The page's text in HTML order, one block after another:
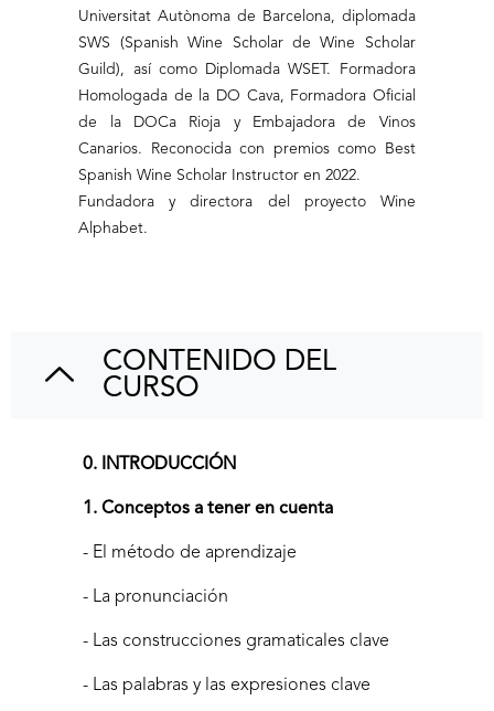
Universitat Autònoma de Barcelona, diplomada
SWS (Spanish Wine Scholar de Wine Scholar
Guild), así como Diplomada WSET. Formadora
Homologada de la DO Cava, Formadora Oficial
de la DOCa Rioja y Embajadora de Vinos
Canarios. Reconocida con premios como Best
Spanish Wine Scholar Instructor en 2022.
Fundadora y directora del proyecto Wine
Alphabet.
CONTENIDO DEL
CURSO
0. INTRODUCCIÓN
1. Conceptos a tener en cuenta
- El método de aprendizaje
- La pronunciación
- Las construcciones gramaticales clave
- Las palabras y las expresiones clave